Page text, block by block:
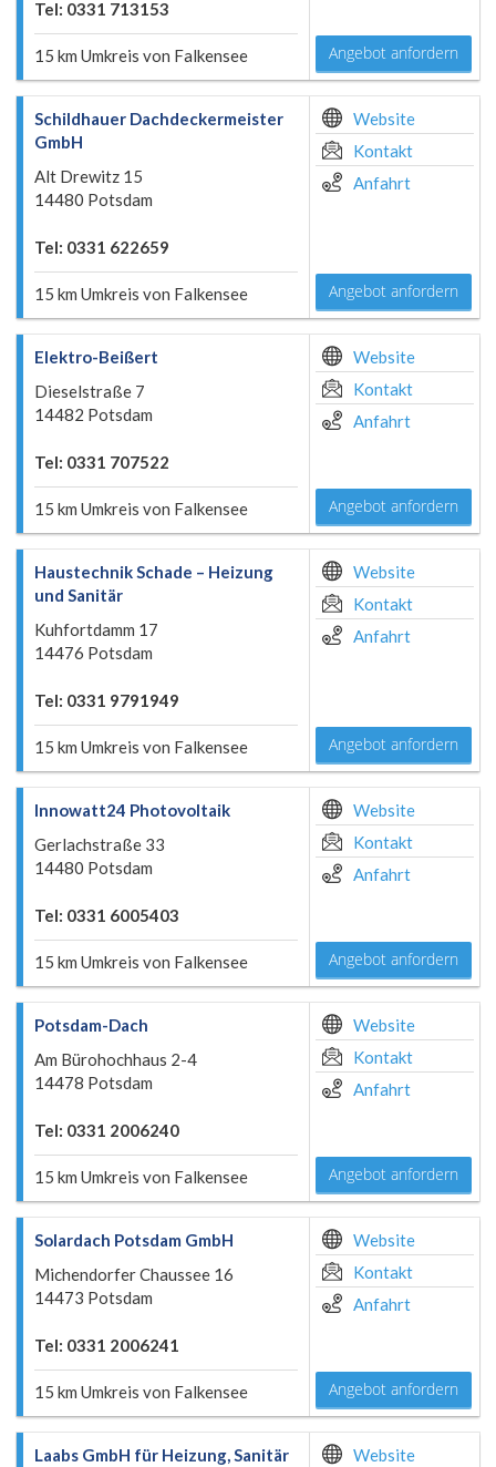
Tel: 0331 713153
15 km Umkreis von Falkensee Angebot anfordern
Schildhauer Dachdeckermeister
GmbH
Alt Drewitz 15
14480 Potsdam
Tel: 0331 622659
15 km Umkreis von Falkensee
Website
Kontakt
Anfahrt
Angebot anfordern
Elektro-Beißert
Dieselstraße 7
14482 Potsdam
Tel: 0331 707522
15 km Umkreis von Falkensee
Website
Kontakt
Anfahrt
Angebot anfordern
Haustechnik Schade – Heizung
und Sanitär
Kuhfortdamm 17
14476 Potsdam
Tel: 0331 9791949
15 km Umkreis von Falkensee
Website
Kontakt
Anfahrt
Angebot anfordern
Innowatt24 Photovoltaik
Gerlachstraße 33
14480 Potsdam
Tel: 0331 6005403
15 km Umkreis von Falkensee
Website
Kontakt
Anfahrt
Angebot anfordern
Potsdam-Dach
Am Bürohochhaus 2-4
14478 Potsdam
Tel: 0331 2006240
15 km Umkreis von Falkensee
Website
Kontakt
Anfahrt
Angebot anfordern
Solardach Potsdam GmbH
Michendorfer Chaussee 16
14473 Potsdam
Tel: 0331 2006241
15 km Umkreis von Falkensee
Website
Kontakt
Anfahrt
Angebot anfordern
Laabs GmbH für Heizung, Sanitär
Website